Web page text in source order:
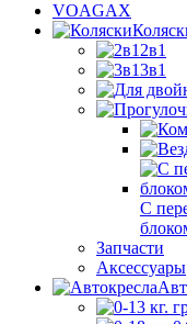
VOAGAX
2в1
3в1
С
Запчасти
Аксессуары